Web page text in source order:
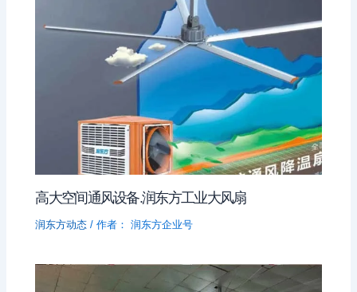
高大空间通风设备.润东方工业大风扇
润东方动态 / 作者： 润东方企业号